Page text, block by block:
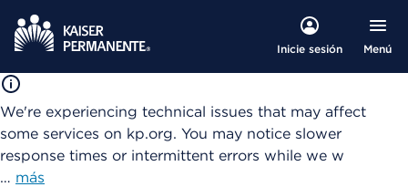
Inicie sesión Menú
We're experiencing technical issues that may affect
some services on kp.org. You may notice slower
response times or intermittent errors while we w
… más